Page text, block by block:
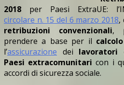
2018 per Paesi ExtraUE:
circolare n. 15 del 6 marzo 2018,
retribuzioni convenzionali,
prendere a base per il
l’assicurazione dei lavoratori
Paesi extracomunitari con i
accordi di sicurezza sociale.